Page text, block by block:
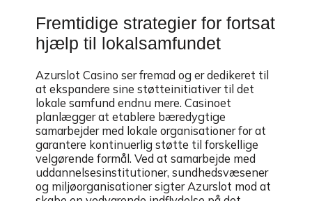
Fremtidige strategier for fortsat
hjælp til lokalsamfundet
Azurslot Casino ser fremad og er dedikeret til
at ekspandere sine støtteinitiativer til det
lokale samfund endnu mere. Casinoet
planlægger at etablere bæredygtige
samarbejder med lokale organisationer for at
garantere kontinuerlig støtte til forskellige
velgørende formål. Ved at samarbejde med
uddannelsesinstitutioner, sundhedsvæsener
og miljøorganisationer sigter Azurslot mod at